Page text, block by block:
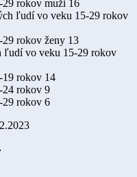
rokov muži 16
ľudí vo veku 15-29 rokov
rokov ženy 13
ľudí vo veku 15-29 rokov
19 rokov 14
24 rokov 9
29 rokov 6